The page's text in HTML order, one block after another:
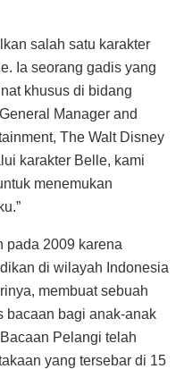
salah satu karakter
Ia seorang gadis yang
khusus di bidang
Manager and
The Walt Disney
karakter Belle, kami
menemukan
pada 2009 karena
di wilayah Indonesia
membuat sebuah
bacaan bagi anak-anak
Pelangi telah
yang tersebar di 15